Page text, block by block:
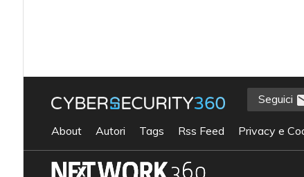
Seguici
About Autori Tags Rss Feed Privacy e